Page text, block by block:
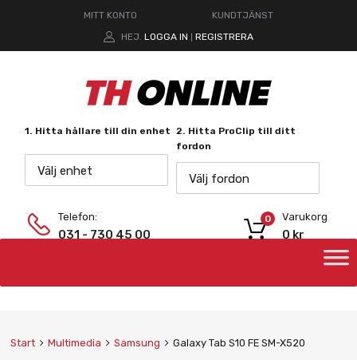
MITT KONTO
KUNDTJÄNST
HEJ. LOGGA IN REGISTRERA
1. Hitta hållare till din enhet
Välj enhet
2. Hitta ProClip till ditt
fordon
Välj fordon
Telefon:
031 - 730 45 00
Varukorg
0 kr
0
Start Multimedia Samsung Galaxy Tab S10 FE SM-X520